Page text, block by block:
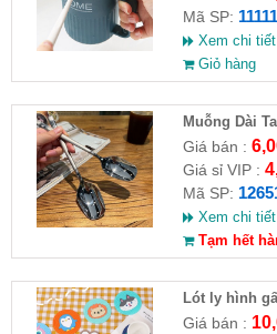
Mã SP: 11111
Xem chi tiết
Giỏ hàng
Muỗng Dài
Giá bán :
Giá sỉ VIP :
Mã SP:
Xem chi tiết
Tạm hết
Lót ly hình
Giá bán :